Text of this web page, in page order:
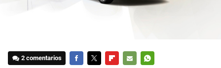
2 comentarios